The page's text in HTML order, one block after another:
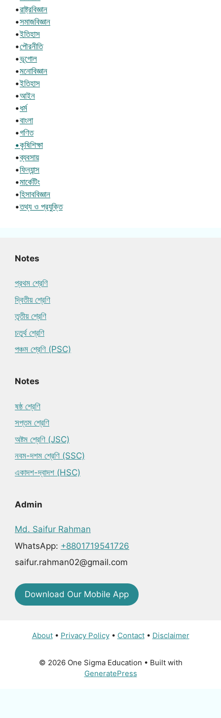
•রাষ্ট্রবিজ্ঞান
•সমাজবিজ্ঞান
•ইতিহাস
•পৌরনীতি
•ভূগোল
•মনোবিজ্ঞান
•ইতিহাস
•আইন
•ধর্ম
•বাংলা
•গণিত
•কৃষিশিক্ষা
•ব্যবসায়
•ফিন্যান্স
•মার্কেটিং
•হিসাববিজ্ঞান
•তথ্য ও প্রযুক্তি
Notes
প্রথম শ্রেণি
দ্বিতীয় শ্রেণি
তৃতীয় শ্রেণি
চতুর্থ শ্রেণি
পঞ্চম শ্রেণি (PSC)
Notes
ষষ্ঠ শ্রেণি
সপ্তম শ্রেণি
অষ্টম শ্রেণি (JSC)
নবম-দশম শ্রেণি (SSC)
একাদশ-দ্বাদশ (HSC)
Admin
Md. Saifur Rahman
WhatsApp: +8801719541726
saifur.rahman02@gmail.com
Download Our Mobile App
About• Privacy Policy• Contact• Disclaimer
© 2026 One Sigma Education • Built with
GeneratePress